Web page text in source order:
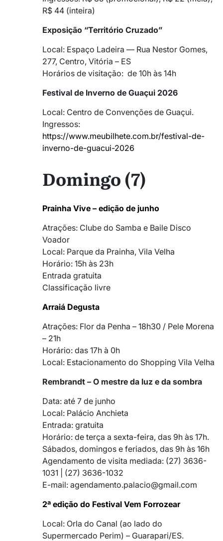
R$ 44 (inteira)
Exposição “Território Cruzado”
Local: Espaço Ladeira — Rua Nestor Gomes,
277, Centro, Vitória – ES
Horários de visitação: de 10h às 14h
Festival de Inverno de Guaçui 2026
Local: Centro de Convenções de Guaçui.
Ingressos:
https://www.meubilhete.com.br/festival-de-
inverno-de-guacui-2026
Domingo (7)
Prainha Vive – edição de junho
Atrações: Clube do Samba e Baile Disco
Voador
Local: Parque da Prainha, Vila Velha
Horário: 15h às 23h
Entrada gratuita
Classificação livre
Arraiá Degusta
Atrações: Flor da Penha – 18h30 / Pele Morena
– 21h
Horário: das 17h à 0h
Local: Estacionamento do Shopping Vila Velha
Rembrandt – O mestre da luz e da sombra
Data: até 7 de junho
Local: Palácio Anchieta
Entrada: gratuita
Horário: de terça a sexta-feira, das 9h às 17h.
Sábados, domingos e feriados, das 9h às 16h
Agendamento de visita mediada: (27) 3636-
1031 | (27) 3636-1032
E-mail: agendamento.palacio@gmail.com
2ª edição do Festival Vem Forrozear
Local: Orla do Canal (ao lado do
Supermercado Perim) – Guarapari/ES.